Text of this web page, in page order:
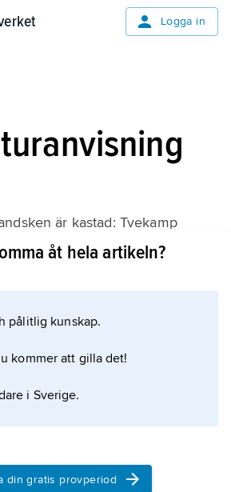
Logga in
är kastad: Tvekamp
om artikeln
åt hela artikeln?
pålitlig kunskap.
kommer att gilla det!
i Sverige.
din gratis provperiod